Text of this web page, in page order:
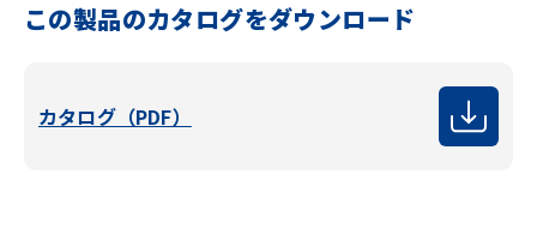
この製品のカタログをダウンロード
カタログ（PDF）